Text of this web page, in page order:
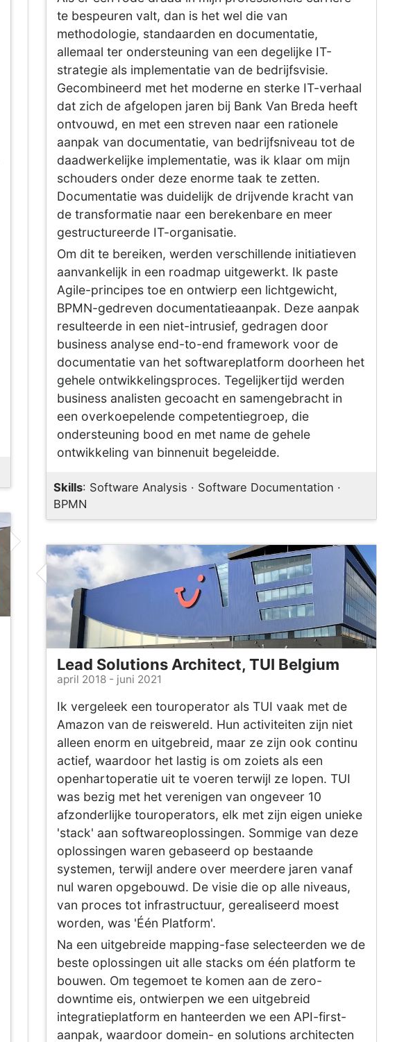
te bespeuren valt, dan is het wel die van
methodologie, standaarden en documentatie,
allemaal ter ondersteuning van een degelijke IT-
strategie als implementatie van de bedrijfsvisie.
Gecombineerd met het moderne en sterke IT-verhaal
dat zich de afgelopen jaren bij Bank Van Breda heeft
ontvouwd, en met een streven naar een rationele
aanpak van documentatie, van bedrijfsniveau tot de
daadwerkelijke implementatie, was ik klaar om mijn
schouders onder deze enorme taak te zetten.
Documentatie was duidelijk de drijvende kracht van
de transformatie naar een berekenbare en meer
gestructureerde IT-organisatie.
Om dit te bereiken, werden verschillende initiatieven
aanvankelijk in een roadmap uitgewerkt. Ik paste
Agile-principes toe en ontwierp een lichtgewicht,
BPMN-gedreven documentatieaanpak. Deze aanpak
resulteerde in een niet-intrusief, gedragen door
business analyse end-to-end framework voor de
documentatie van het softwareplatform doorheen het
gehele ontwikkelingsproces. Tegelijkertijd werden
business analisten gecoacht en samengebracht in
een overkoepelende competentiegroep, die
ondersteuning bood en met name de gehele
ontwikkeling van binnenuit begeleidde.
Skills: Software Analysis · Software Documentation ·
BPMN
Lead Solutions Architect, TUI Belgium
april 2018 - juni 2021
Ik vergeleek een touroperator als TUI vaak met de
Amazon van de reiswereld. Hun activiteiten zijn niet
alleen enorm en uitgebreid, maar ze zijn ook continu
actief, waardoor het lastig is om zoiets als een
openhartoperatie uit te voeren terwijl ze lopen. TUI
was bezig met het verenigen van ongeveer 10
afzonderlijke touroperators, elk met zijn eigen unieke
'stack' aan softwareoplossingen. Sommige van deze
oplossingen waren gebaseerd op bestaande
systemen, terwijl andere over meerdere jaren vanaf
nul waren opgebouwd. De visie die op alle niveaus,
van proces tot infrastructuur, gerealiseerd moest
worden, was 'Één Platform'.
Na een uitgebreide mapping-fase selecteerden we de
beste oplossingen uit alle stacks om één platform te
bouwen. Om tegemoet te komen aan de zero-
downtime eis, ontwierpen we een uitgebreid
integratieplatform en hanteerden we een API-first-
aanpak, waardoor domein- en solutions architecten